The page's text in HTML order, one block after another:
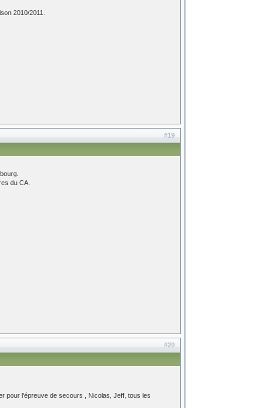
2010/2011.
#19
du CA.
#20
pour l'épreuve de secours , Nicolas, Jeff, tous les